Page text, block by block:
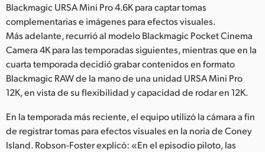
Blackmagic URSA Mini Pro 4.6K para captar tomas
complementarias e imágenes para efectos visuales.
Más adelante, recurrió al modelo Blackmagic Pocket Cinema
Camera 4K para las temporadas siguientes, mientras que en la
cuarta temporada decidió grabar contenidos en formato
Blackmagic RAW de la mano de una unidad URSA Mini Pro
12K, en vista de su flexibilidad y capacidad de rodar en 12K.
En la temporada más reciente, el equipo utilizó la cámara a fin
de registrar tomas para efectos visuales en la noria de Coney
Island. Robson-Foster explicó: «En el episodio piloto, las